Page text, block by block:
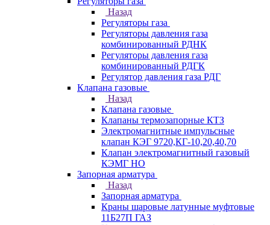
Назад
Регуляторы газа
Регуляторы давления газа
комбинированный РДНК
Регуляторы давления газа
комбинированный РДГК
Регулятор давления газа РДГ
Клапана газовые
Назад
Клапана газовые
Клапаны термозапорные КТЗ
Электромагнитные импульсные
клапан КЭГ 9720,КГ-10,20,40,70
Клапан электромагнитный газовый
КЭМГ НО
Запорная арматура
Назад
Запорная арматура
Краны шаровые латунные муфтовые
11Б27П ГАЗ